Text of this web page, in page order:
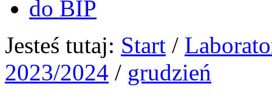
Jesteś tutaj: Start /
2023/2024 / grudzień